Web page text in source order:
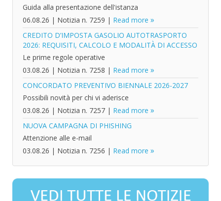
Guida alla presentazione dell'istanza
06.08.26 | Notizia n. 7259 | Read more
CREDITO D’IMPOSTA GASOLIO AUTOTRASPORTO
2026: REQUISITI, CALCOLO E MODALITÀ DI ACCESSO
Le prime regole operative
03.08.26 | Notizia n. 7258 | Read more
CONCORDATO PREVENTIVO BIENNALE 2026-2027
Possibili novità per chi vi aderisce
03.08.26 | Notizia n. 7257 | Read more
NUOVA CAMPAGNA DI PHISHING
Attenzione alle e-mail
03.08.26 | Notizia n. 7256 | Read more